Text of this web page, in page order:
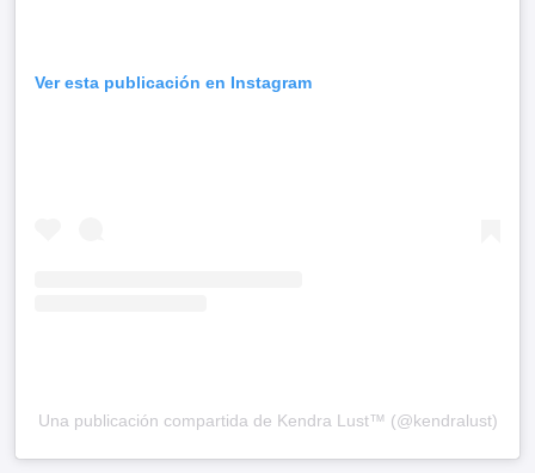
Ver esta publicación en Instagram
Una publicación compartida de Kendra Lust™ (@kendralust)